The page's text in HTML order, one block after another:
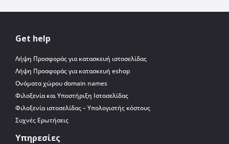
Get help
Λήψη Προσφοράς για κατασκευή ιστοσελίδας
Λήψη Προσφοράς για κατασκευή eshop
Ονόματα χώρου domain names
Φιλοξενία και Υποστήριξη Ιστοσελίδας
Φιλοξενία ιστοσελίδας – Υπολογιστής κόστους
Συχνές Ερωτήσεις
Υπηρεσίες